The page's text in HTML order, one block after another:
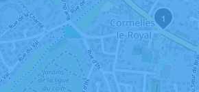
1